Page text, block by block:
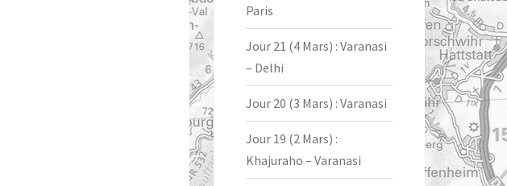
Paris
Jour 21 (4 Mars) : Varanasi
– Delhi
Jour 20 (3 Mars) : Varanasi
Jour 19 (2 Mars) :
Khajuraho – Varanasi